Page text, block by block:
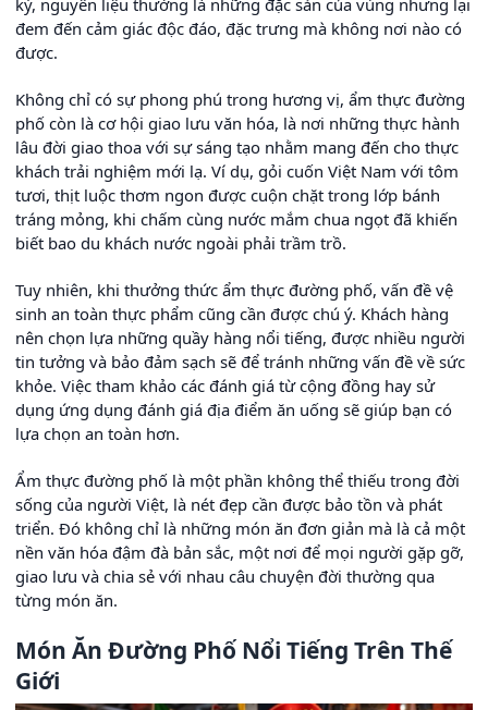
đem đến cảm giác độc đáo, đặc trưng mà không nơi nào có
được.
Không chỉ có sự phong phú trong hương vị, ẩm thực đường
phố còn là cơ hội giao lưu văn hóa, là nơi những thực hành
lâu đời giao thoa với sự sáng tạo nhằm mang đến cho thực
khách trải nghiệm mới lạ. Ví dụ, gỏi cuốn Việt Nam với tôm
tươi, thịt luộc thơm ngon được cuộn chặt trong lớp bánh
tráng mỏng, khi chấm cùng nước mắm chua ngọt đã khiến
biết bao du khách nước ngoài phải trầm trồ.
Tuy nhiên, khi thưởng thức ẩm thực đường phố, vấn đề vệ
sinh an toàn thực phẩm cũng cần được chú ý. Khách hàng
nên chọn lựa những quầy hàng nổi tiếng, được nhiều người
tin tưởng và bảo đảm sạch sẽ để tránh những vấn đề về sức
khỏe. Việc tham khảo các đánh giá từ cộng đồng hay sử
dụng ứng dụng đánh giá địa điểm ăn uống sẽ giúp bạn có
lựa chọn an toàn hơn.
Ẩm thực đường phố là một phần không thể thiếu trong đời
sống của người Việt, là nét đẹp cần được bảo tồn và phát
triển. Đó không chỉ là những món ăn đơn giản mà là cả một
nền văn hóa đậm đà bản sắc, một nơi để mọi người gặp gỡ,
giao lưu và chia sẻ với nhau câu chuyện đời thường qua
từng món ăn.
Món Ăn Đường Phố Nổi Tiếng Trên Thế
Giới